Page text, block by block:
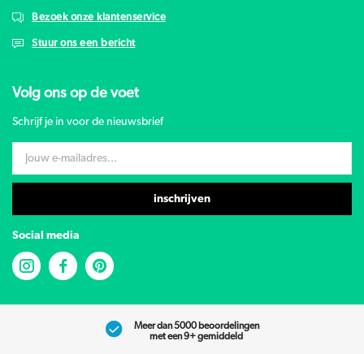
Bezoek onze klantenservice
Stuur ons een bericht
Volg ons op de voet
Schrijf je in voor de nieuwsbrief
inschrijven
Social media
Meer dan 5000 beoordelingen
met een 9+ gemiddeld